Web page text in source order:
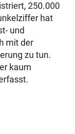
250.000
hat
und
mit der
zu tun.
kaum